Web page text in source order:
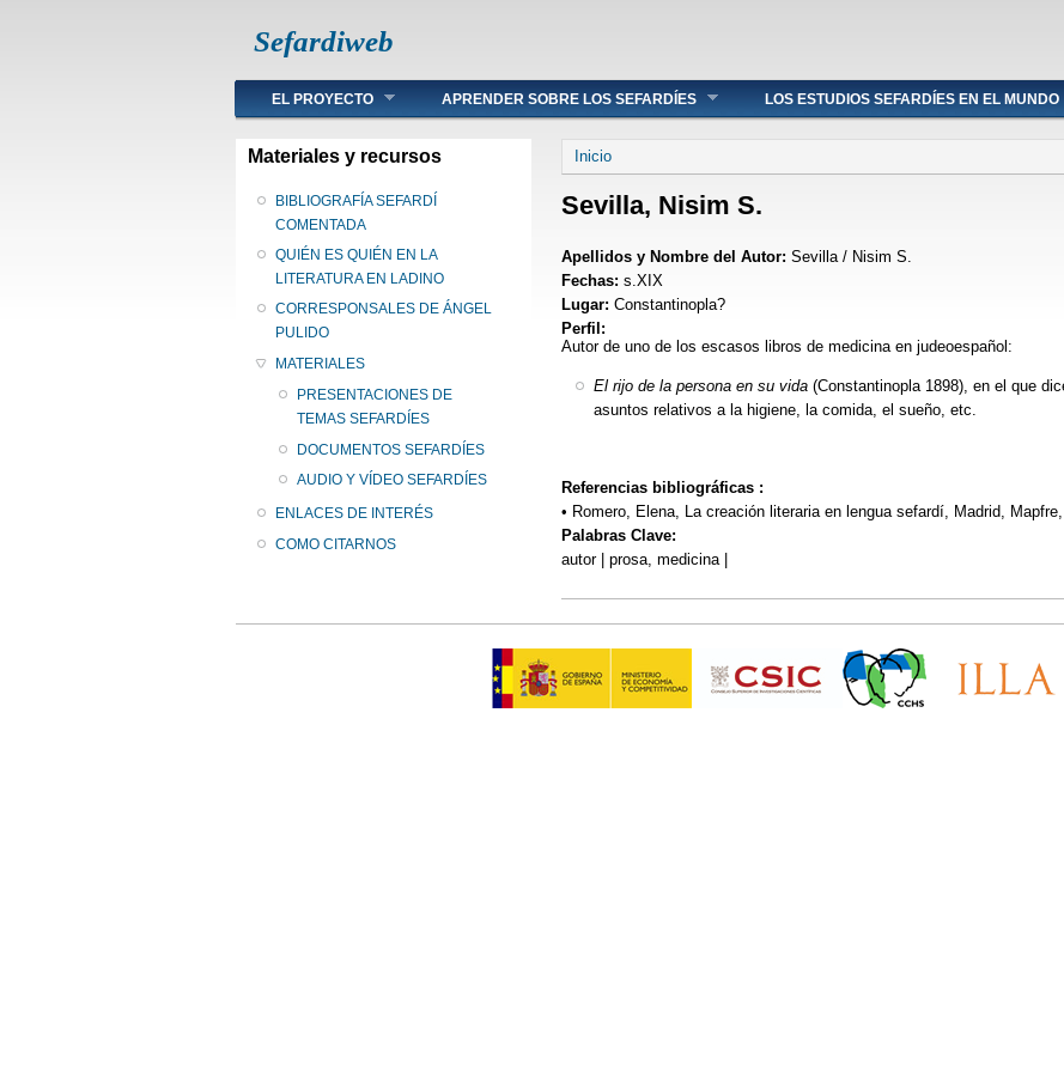
Sefardiweb
Main menu
EL PROYECTO APRENDER SOBRE LOS SEFARDÍES LOS ESTUDIOS SEFARDÍES EN EL MUNDO
Materiales y recursos
BIBLIOGRAFÍA SEFARDÍ
COMENTADA
QUIÉN ES QUIÉN EN LA
LITERATURA EN LADINO
CORRESPONSALES DE ÁNGEL
PULIDO
MATERIALES
PRESENTACIONES DE
TEMAS SEFARDÍES
DOCUMENTOS SEFARDÍES
AUDIO Y VÍDEO SEFARDÍES
ENLACES DE INTERÉS
COMO CITARNOS
Se encuentra usted aquí
Inicio
Sevilla, Nisim S.
Apellidos y Nombre del Autor: Sevilla / Nisim S.
Fechas: s.XIX
Lugar: Constantinopla?
Perfil:
Autor de uno de los escasos libros de medicina en judeoespañol:
El rijo de la persona en su vida(Constantinopla 1898), en el que
asuntos relativos a la higiene, la comida, el sueño, etc.
Referencias bibliográficas :
• Romero, Elena, La creación literaria en lengua sefardí, Madrid,
Palabras Clave:
autor | prosa, medicina |